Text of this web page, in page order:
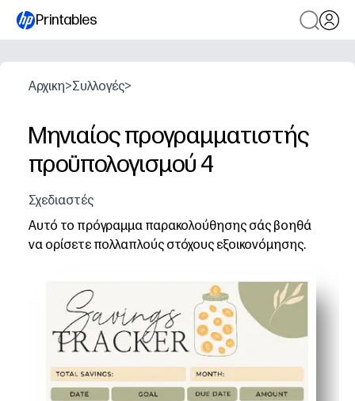
Printables
Αρχικη>Συλλογές>
Μηνιαίος προγραμματιστής
προϋπολογισμού 4
Σχεδιαστές
Αυτό το πρόγραμμα παρακολούθησης σάς βοηθά
να ορίσετε πολλαπλούς στόχους εξοικονόμησης.
Μορφή εκτύπωσης και μετάβασης - δεν απαιτείται
Καθαρές μηνιαίες ενότητες - χωρίστε τους μεγάλους
Χώρος για πολλαπλούς στόχους - οργανώστε την
Η οπτική πρόοδος σας δίνει κίνητρα - σημειώστε